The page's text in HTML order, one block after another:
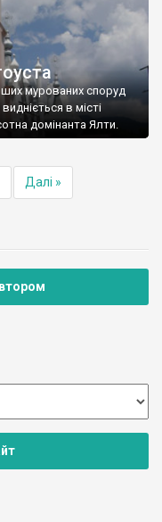
мурованих споруд
в місті
домінанта Ялти.
Далі »